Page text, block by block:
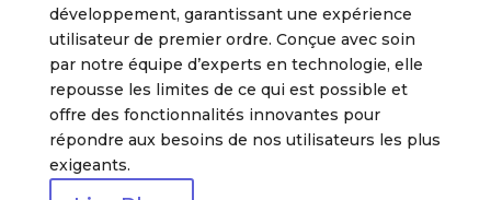
développement, garantissant une expérience
utilisateur de premier ordre. Conçue avec soin
par notre équipe d’experts en technologie, elle
repousse les limites de ce qui est possible et
offre des fonctionnalités innovantes pour
répondre aux besoins de nos utilisateurs les plus
exigeants.